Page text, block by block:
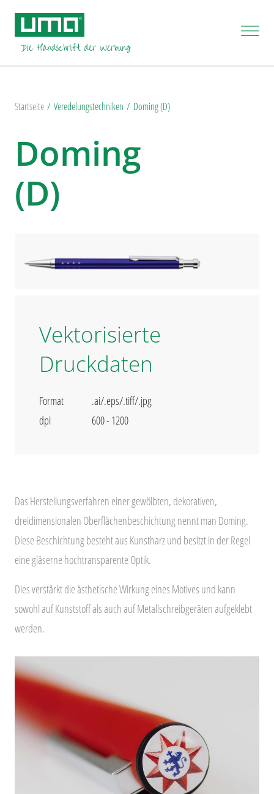
Startseite Veredelungstechniken Doming (D)
Doming
(D)
Vektorisierte
Druckdaten
Format
dpi
.ai/.eps/.tiff/.jpg
600 - 1200
Das Herstellungsverfahren einer gewölbten, dekorativen,
dreidimensionalen Oberflächenbeschichtung nennt man Doming.
Diese Beschichtung besteht aus Kunstharz und besitzt in der Regel
eine gläserne hochtransparente Optik.
Dies verstärkt die ästhetische Wirkung eines Motives und kann
sowohl auf Kunststoff als auch auf Metallschreibgeräten aufgeklebt
werden.